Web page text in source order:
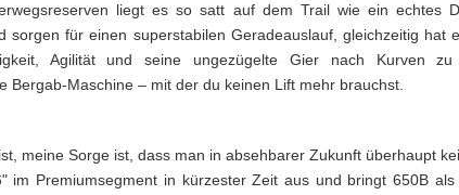
liegt es so satt auf dem Trail wie ein echtes
sorgen für einen superstabilen Geradeauslauf, gleichzeitig hat
Agilität und seine ungezügelte Gier nach Kurven
Bergab-Maschine – mit der du keinen Lift mehr brauchst.
meine Sorge ist, dass man in absehbarer Zukunft überhaupt
im Premiumsegment in kürzester Zeit aus und bringt 650B